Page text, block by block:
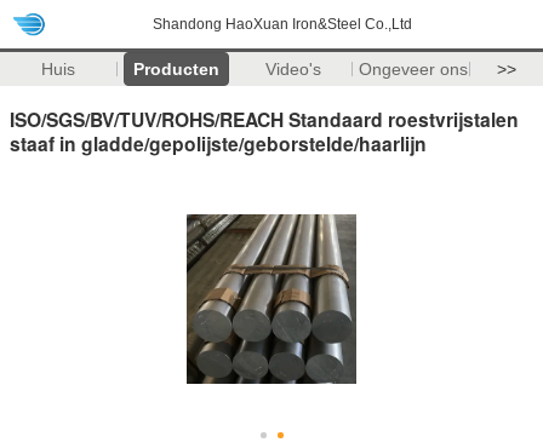
Shandong HaoXuan Iron&Steel Co.,Ltd
Huis Producten Video's Ongeveer ons >>
ISO/SGS/BV/TUV/ROHS/REACH Standaard roestvrijstalen
staaf in gladde/gepolijste/geborstelde/haarlijn